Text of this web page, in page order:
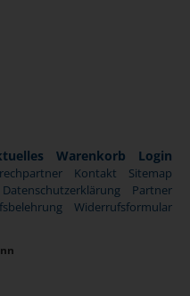
Warenkorb Login
Kontakt
Sitemap
Datenschutzerklärung
Partner
Widerrufsformular